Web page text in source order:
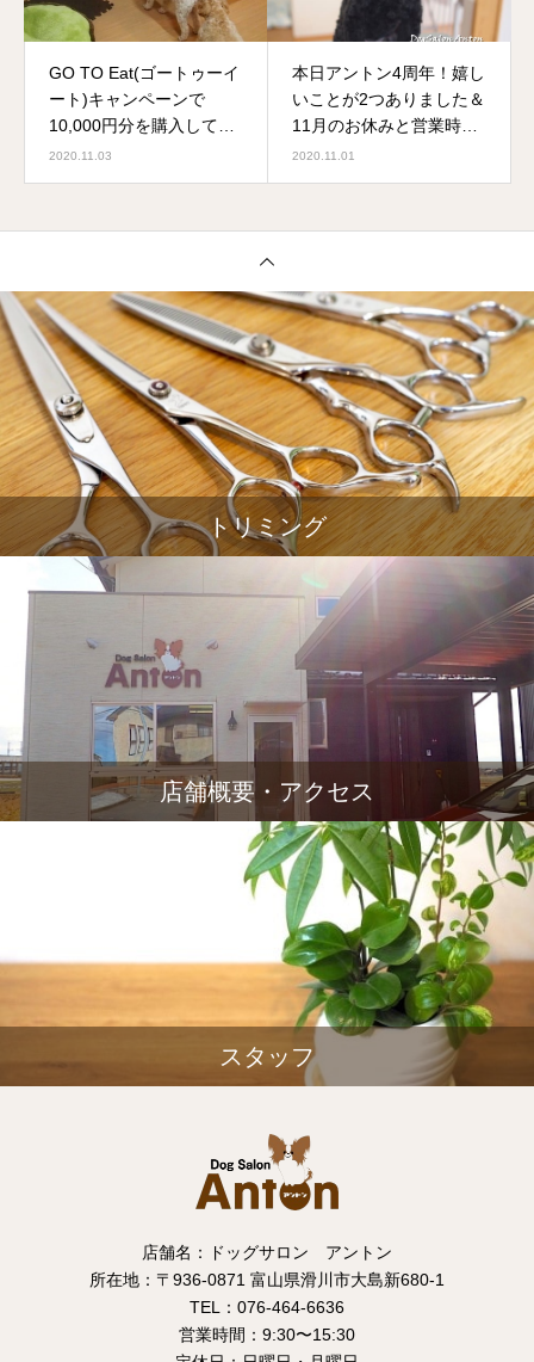
GO TO Eat(ゴートゥーイ
ート)キャンペーンで
10,000円分を購入してみ
ました
2020.11.03
本日アントン4周年！嬉し
いことが2つありました＆
11月のお休みと営業時間
について
2020.11.01
トリミング
店舗概要・アクセス
スタッフ
店舗名：ドッグサロン アントン
所在地：〒936-0871 富山県滑川市大島新680-1
TEL：076-464-6636
営業時間：9:30〜15:30